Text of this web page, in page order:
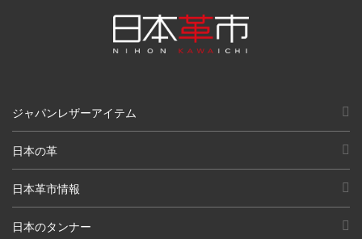
ジャパンレザーアイテム
日本の革
日本革市情報
日本のタンナー